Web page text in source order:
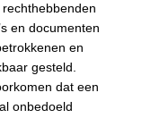
en documenten
en
gesteld.
dat een
onbedoeld